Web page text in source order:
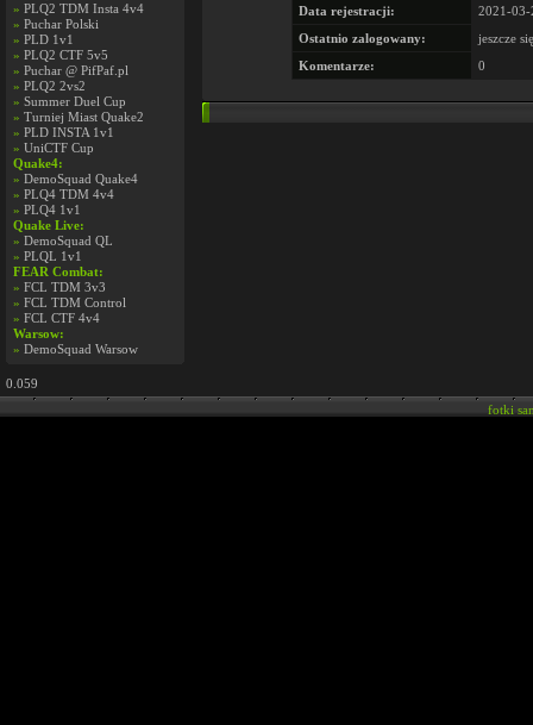
» PLQ2 TDM Insta 4v4
» Puchar Polski
» PLD 1v1
» PLQ2 CTF 5v5
» Puchar @ PifPaf.pl
» PLQ2 2vs2
» Summer Duel Cup
» Turniej Miast Quake2
» PLD INSTA 1v1
» UniCTF Cup
Quake4:
» DemoSquad Quake4
» PLQ4 TDM 4v4
» PLQ4 1v1
Quake Live:
» DemoSquad QL
» PLQL 1v1
FEAR Combat:
» FCL TDM 3v3
» FCL TDM Control
» FCL CTF 4v4
Warsow:
» DemoSquad Warsow
Data rejestracji:
2021-03-
Ostatnio zalogowany:
jeszcze
Komentarze:
0
0.059
fotki